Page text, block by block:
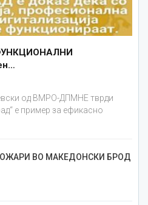
од ВМРО-ДПМНЕ тврди
е пример за ефикасно
ВО МАКЕДОНСКИ БРОД